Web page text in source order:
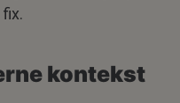
kontekst